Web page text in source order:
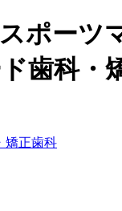
スポー
歯科・